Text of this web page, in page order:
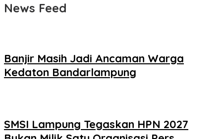
News Feed
Banjir Masih Jadi Ancaman Warga
Kedaton Bandarlampung
SMSI Lampung Tegaskan HPN 2027